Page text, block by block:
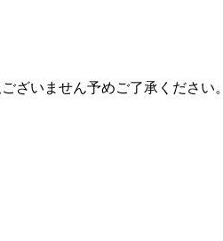
ざいません予めご了承ください。